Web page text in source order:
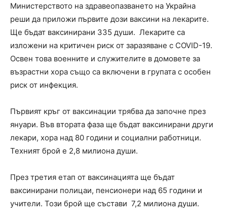
Министерството на здравеопазването на Украйна
реши да приложи първите дози ваксини на лекарите.
Ще бъдат ваксинирани 335 души. Лекарите са
изложени на критичен риск от заразяване с COVID-19.
Освен това военните и служителите в домовете за
възрастни хора също са включени в групата с особен
риск от инфекция.
Първият кръг от ваксинации трябва да започне през
януари. Във втората фаза ще бъдат ваксинирани други
лекари, хора над 80 години и социални работници.
Техният брой е 2,8 милиона души.
През третия етап от ваксинацията ще бъдат
ваксинирани полицаи, пенсионери над 65 години и
учители. Този брой ще състави 7,2 милиона души.